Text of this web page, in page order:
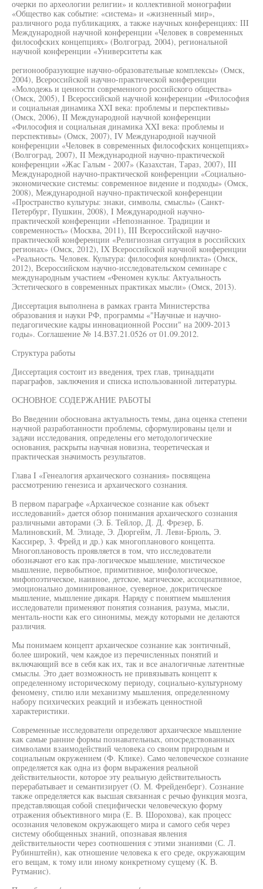
очерки по археологии религии» и коллективной монографии
«Общество как событие: «система» и «жизненный мир»,
различного рода публикациях, а также научных конференциях: III
Международной научной конференции «Человек в современных
философских концепциях» (Волгоград, 2004), региональной
научной конференции «Университеты как
регионообразующие научно-образовательные комплексы» (Омск,
2004), Всероссийской научно-практической конференции
«Молодежь и ценности современного российского общества»
(Омск, 2005), I Всероссийской научной конференции «Философия
и социальная динамика XXI века: проблемы и перспективы»
(Омск, 2006), II Международной научной конференции
«Философия и социальная динамика XXI века: проблемы и
перспективы» (Омск, 2007), IV Международной научной
конференции «Человек в современных философских концепциях»
(Волгоград, 2007), II Международной научно-практической
конференции «Жас Галым - 2007» (Казахстан, Тараз, 2007), III
Международной научно-практической конференции «Социально-
экономические системы: современное видение и подходы» (Омск,
2008), Международной научно-практической конференции
«Пространство культуры: знаки, символы, смыслы» (Санкт-
Петербург, Пушкин, 2008), I Международной научно-
практической конференции «Непознанное. Традиции и
современность» (Москва, 2011), III Всероссийской научно-
практической конференции «Религиозная ситуация в российских
регионах» (Омск, 2012), IX Всероссийской научной конференции
«Реальность. Человек. Культура: философия конфликта» (Омск,
2012), Всероссийском научно-исследовательском семинаре с
международным участием «Феномен куклы: Актуальность
Эстетического в современных практиках мысли» (Омск, 2013).
Диссертация выполнена в рамках гранта Министерства
образования и науки РФ, программы «"Научные и научно-
педагогические кадры инновационной России" на 2009-2013
годы». Соглашение № 14.В37.21.0526 от 01.09.2012.
Структура работы
Диссертация состоит из введения, трех глав, тринадцати
параграфов, заключения и списка использованной литературы.
ОСНОВНОЕ СОДЕРЖАНИЕ РАБОТЫ
Во Введении обоснована актуальность темы, дана оценка степени
научной разработанности проблемы, сформулированы цели и
задачи исследования, определены его методологические
основания, раскрыты научная новизна, теоретическая и
практическая значимость результатов.
Глава I «Генеалогия архаического сознания» посвящена
рассмотрению генезиса и архаического сознания.
В первом параграфе «Архаическое сознание как объект
исследований» дается обзор понимания архаического сознания
различными авторами (Э. Б. Тейлор, Д. Д. Фрезер, Б.
Малиновский, М. Элиаде, Э. Дюргейм, Л. Леви-Брюль, Э.
Кассирер, 3. Фрейд и др.) как многопланового концепта.
Многоплановость проявляется в том, что исследователи
обозначают его как пра-логическое мышление, мистическое
мышление, первобытное, примитивное, мифологическое,
мифопоэтическое, наивное, детское, магическое, ассоциативное,
эмоционально доминированное, суеверное, докритическое
мышление, мышление дикаря. Наряду с понятием мышления
исследователи применяют понятия сознания, разума, мысли,
менталь-ности как его синонимы, между которыми не делаются
различия.
Мы понимаем концепт архаическое сознание как зонтичный,
более широкий, чем каждое из перечисленных понятий и
включающий все в себя как их, так и все аналогичные латентные
смыслы. Это дает возможность не привязывать концепт к
определенному историческому периоду, социально-культурному
феномену, стилю или механизму мышления, определенному
набору психических реакций и избежать ценностной
характеристики.
Современные исследователи определяют архаическое мышление
как самые ранние формы познавательных, опосредствованных
символами взаимодействий человека со своим природным и
социальным окружением (Ф. Клике). Само человеческое сознание
определяется как одна из форм выражения реальной
действительности, которое эту реальную действительность
перерабатывает и семантизирует (О. М. Фрейденберг). Сознание
также определяется как высшая связанная с речью функция мозга,
представляющая собой специфически человеческую форму
отражения объективного мира (Е. В. Шорохова), как процесс
осознания человеком окружающего мира и самого себя через
систему обобщенных знаний, опознавая явления
действительности через соотношения с этими знаниями (С. Л.
Рубинштейн), как отношение человека к его среде, окружающим
его вещам, к тому или иному конкретному сущему (К. В.
Рутманис).